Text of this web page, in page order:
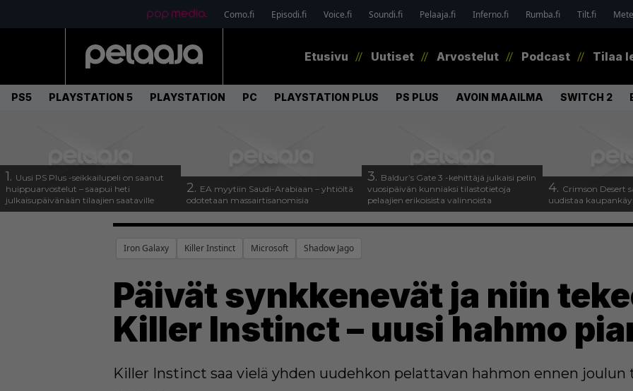
Como.fi Episodi.fi Voice.fi Soundi.fi Pelaaja.fi Inferno.fi Rumba.fi Tilt.fi
Etusivu Uutiset Arvostelut Podcast Tilaa
PS5 PLAYSTATION 5 PLAYSTATION PC PLAYSTATION PLUS PS PLUS AVOIN MAAILMA SWITCH 2
1. Uusi PS Plus -seikkailupeli on saanut
huippuarvostelut – saapui heti
julkaisupäivänään tilaajien saataville
2. EA myytiin Saudi-Arabiaan – yhtiöltä
odotetaan massairtisanomisia
3. Baldur’s Gate 3 -kehittäjä julkaisi pelin
vuosipäivän kunniaksi tilastotietoja
pelaajien erikoisista valinnoista
4. Crimson Desert
uudistaa
Iron Galaxy Killer Instinct Microsoft Shadow Jago
Päivät synkkenevät ja niin
Killer Instinct – uusi hahmo
Killer Instinct saa vielä yhden uudehkon pelattavan hahmon ennen